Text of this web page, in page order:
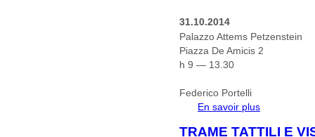
31.10.2014
Palazzo Attems Petzenstein
Piazza De Amicis 2
h 9 — 13.30
Federico Portelli
En savoir plus
TRAME TATTILI E